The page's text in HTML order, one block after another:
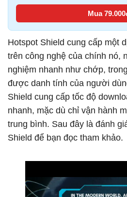
Mua
Hotspot Shield cung cấp một
trên công nghệ của chính nó,
nghiệm nhanh như chớp,
được danh tính của người
Shield cung cấp tốc độ
nhanh, mặc dù chỉ vận hành
trung bình. Sau đây là đánh
Shield để bạn đọc tham khảo.